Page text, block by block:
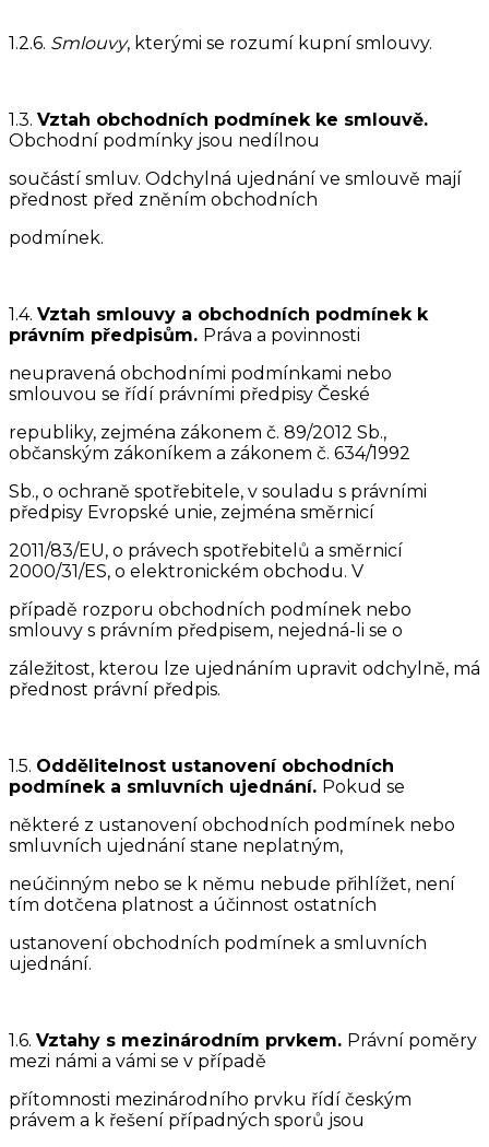
1.2.6. Smlouvy, kterými se rozumí kupní smlouvy.
1.3. Vztah obchodních podmínek ke smlouvě.
Obchodní podmínky jsou nedílnou
součástí smluv. Odchylná ujednání ve smlouvě mají
přednost před zněním obchodních
podmínek.
1.4. Vztah smlouvy a obchodních podmínek k
právním předpisům. Práva a povinnosti
neupravená obchodními podmínkami nebo
smlouvou se řídí právními předpisy České
republiky, zejména zákonem č. 89/2012 Sb.,
občanským zákoníkem a zákonem č. 634/1992
Sb., o ochraně spotřebitele, v souladu s právními
předpisy Evropské unie, zejména směrnicí
2011/83/EU, o právech spotřebitelů a směrnicí
2000/31/ES, o elektronickém obchodu. V
případě rozporu obchodních podmínek nebo
smlouvy s právním předpisem, nejedná-li se o
záležitost, kterou lze ujednáním upravit odchylně, má
přednost právní předpis.
1.5. Oddělitelnost ustanovení obchodních
podmínek a smluvních ujednání. Pokud se
některé z ustanovení obchodních podmínek nebo
smluvních ujednání stane neplatným,
neúčinným nebo se k němu nebude přihlížet, není
tím dotčena platnost a účinnost ostatních
ustanovení obchodních podmínek a smluvních
ujednání.
1.6. Vztahy s mezinárodním prvkem. Právní poměry
mezi námi a vámi se v případě
přítomnosti mezinárodního prvku řídí českým
právem a k řešení případných sporů jsou